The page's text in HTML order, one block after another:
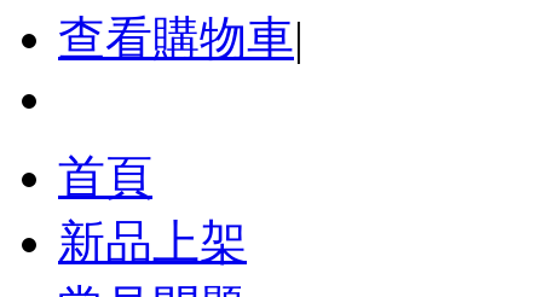
查看購物車|
首頁
新品上架